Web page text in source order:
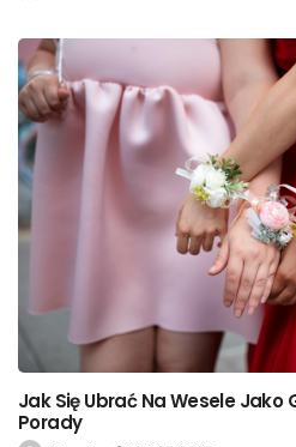
Jak Się Ubrać Na Wesele Jako
Porady